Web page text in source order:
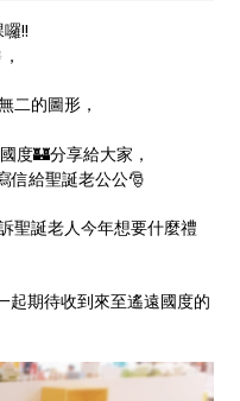
!!
二的圖形，
度🏰分享給大家，
信給聖誕老公公🎅
聖誕老人今年想要什麼禮
期待收到來至遙遠國度的